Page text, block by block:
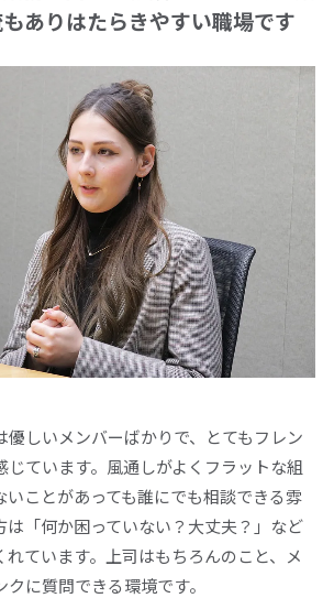
ありはたらきやすい職場です
優しいメンバーばかりで、とてもフレン
じています。風通しがよくフラットな組
いことがあっても誰にでも相談できる雰
は「何か困っていない？大丈夫？」など
れています。上司はもちろんのこと、メ
に質問できる環境です。